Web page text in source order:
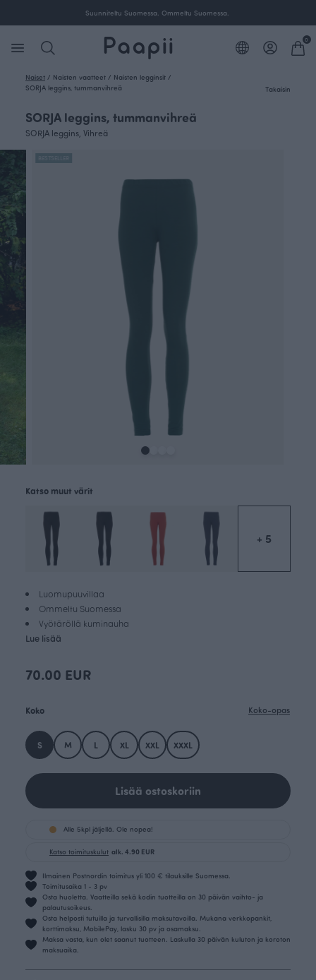
Suunniteltu Suomessa. Ommeltu Suomessa.
0
Naiset / Naisten vaatteet / Naisten legginsit /
SORJA leggins, tummanvihreä
Takaisin
SORJA leggins, tummanvihreä
SORJA leggins, Vihreä
Luomupuuvillaa
Ommeltu Suomessa
Vyötäröllä kuminauha
Lue lisää
Katso muut värit
+ 5
70.00 EUR
Koko Koko-opas
S M L XL XXL XXXL
Lisää ostoskoriin
Alle 5kpl jäljellä. Ole nopea!
Katso toimituskulut alk. 4.90 EUR
Ilmainen Postnordin toimitus yli 100 € tilauksille Suomessa.
Toimitusaika 1 - 3 pv
Osta huoletta. Vaatteilla sekä kodin tuotteilla on 30 päivän vaihto- ja
palautusoikeus.
Osta helposti tutuilla ja turvallisilla maksutavoilla. Mukana verkkopankit,
korttimaksu, MobilePay, lasku 30 pv ja osamaksu.
Maksa vasta, kun olet saanut tuotteen. Laskulla 30 päivän kuluton ja koroton
maksuaika.